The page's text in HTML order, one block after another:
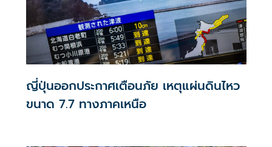
ญี่ปุ่นออกประกาศเตือนภัย เหตุแผ่นดินไหว
ขนาด 7.7 ทางภาคเหนือ